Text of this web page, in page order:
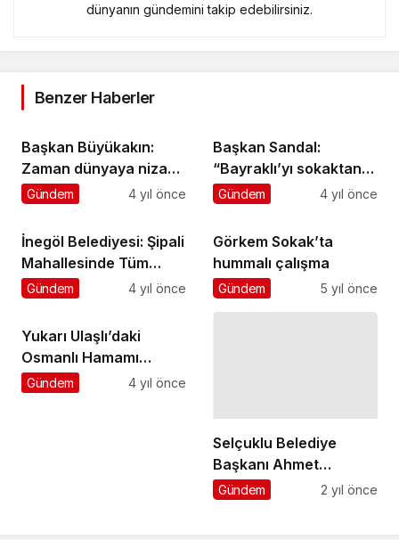
dünyanın gündemini takip edebilirsiniz.
Benzer Haberler
Başkan Büyükakın:
Zaman dünyaya nizam
verme zamanıdır
Gündem 4 yıl önce
Başkan Sandal:
“Bayraklı’yı sokaktan
yönetiyoruz”
Gündem 4 yıl önce
İnegöl Belediyesi: Şipali
Mahallesinde Tüm
Yollar Yenileniyor
Gündem 4 yıl önce
Görkem Sokak’ta
hummalı çalışma
Gündem 5 yıl önce
Yukarı Ulaşlı’daki
Osmanlı Hamamı
Restorasyonu İhalesi 3
Gündem 4 yıl önce
Selçuklu Belediye
Başkanı Ahmet
Pekyatırmacı namaz
Gündem 2 yıl önce